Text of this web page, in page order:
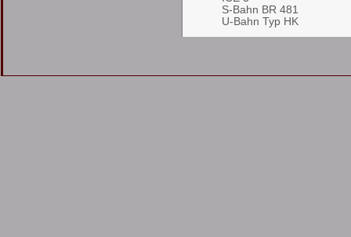
S-Bahn BR 481
U-Bahn Typ HK